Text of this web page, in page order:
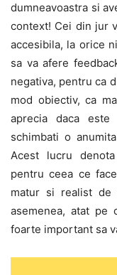
dumneavoastra si
context! Cei din jur
accesibila, la orice
sa va afere
negativa, pentru ca
mod obiectiv, ca
aprecia daca este
schimbati o
Acest lucru
pentru ceea ce
matur si realist de
asemenea, atat pe
foarte important sa